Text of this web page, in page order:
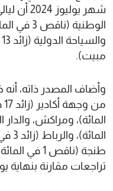
شهر
مبيت).
وأضاف المصدر ذاته،
تراجعات مقارنة بنهاية يوليوز